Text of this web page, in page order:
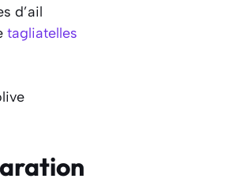
d’ail
tagliatelles